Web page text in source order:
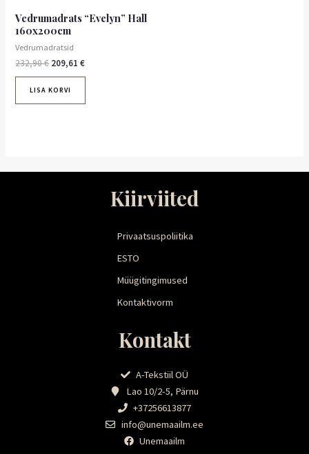
Vedrumadrats “Evelyn” Hall
160x200cm
Vedrumadratsid
232,90€ 209,61€
LISA KORVI
Kiirviited
Privaatsuspoliitika
ESTO
Müügitingimused
Kontaktivorm
Kontakt
A-Tekstiil OÜ
Lao 10/2-5, Pärnu
+37256613877
info@unemaailm.ee
Unemaailm